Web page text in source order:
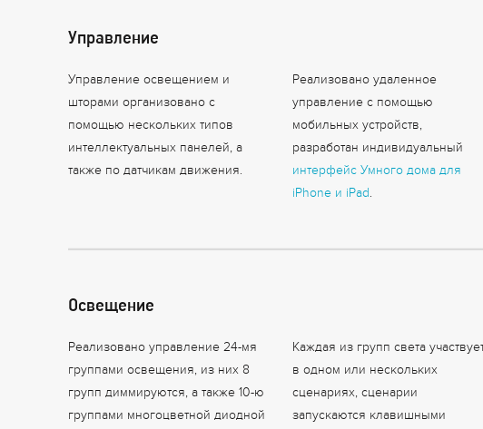
Управление
Управление освещением и
шторами организовано с
помощью нескольких типов
интеллектуальных панелей, а
также по датчикам движения.
Реализовано удаленное
управление с помощью
мобильных устройств,
разработан индивидуальный
интерфейс Умного дома для
iPhone и iPad.
Освещение
Реализовано управление 24-мя
группами освещения, из них 8
групп диммируются, а также 10-ю
группами многоцветной диодной
Каждая из групп света
в одном или нескольких
сценариях, сценарии
запускаются клавишными